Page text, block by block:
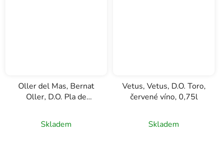
Oller del Mas, Bernat
Oller, D.O. Pla de
0,75l
Skladem
Vetus, Vetus, D.O. Toro,
červené víno, 0,75l
Skladem